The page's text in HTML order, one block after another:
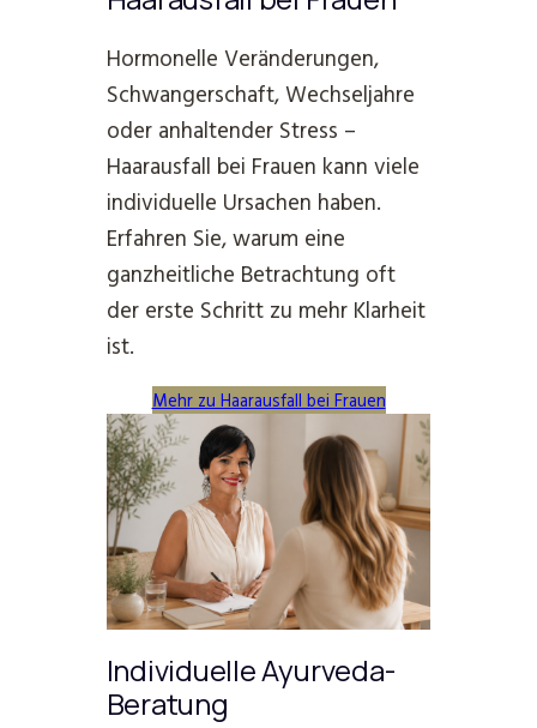
Hormonelle Veränderungen,
Schwangerschaft, Wechseljahre
oder anhaltender Stress –
Haarausfall bei Frauen kann viele
individuelle Ursachen haben.
Erfahren Sie, warum eine
ganzheitliche Betrachtung oft
der erste Schritt zu mehr Klarheit
ist.
Mehr zu Haarausfall bei Frauen
Individuelle Ayurveda-
Beratung